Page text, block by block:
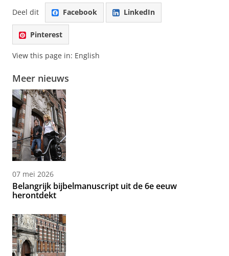
Deel dit Facebook LinkedIn
Pinterest
View this page in: English
Meer nieuws
07 mei 2026
Belangrijk bijbelmanuscript uit de 6e eeuw
herontdekt